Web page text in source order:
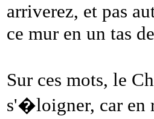
arriverez, et pas
ce mur en un tas
Sur ces mots, le
s'�loigner, car